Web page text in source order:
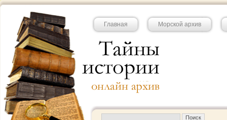
Главная Морской архив